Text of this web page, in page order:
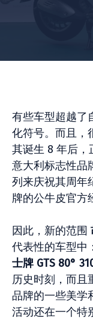
有些车型超越了
化符号。而且，
其诞生 8 年后，
意大利标志性品
列来庆祝其周年
牌的公牛皮官方
因此，新的范围
代表性的车型中
士牌 GTS 80°
历史时刻，而且
品牌的一些美学
活动还在一个特